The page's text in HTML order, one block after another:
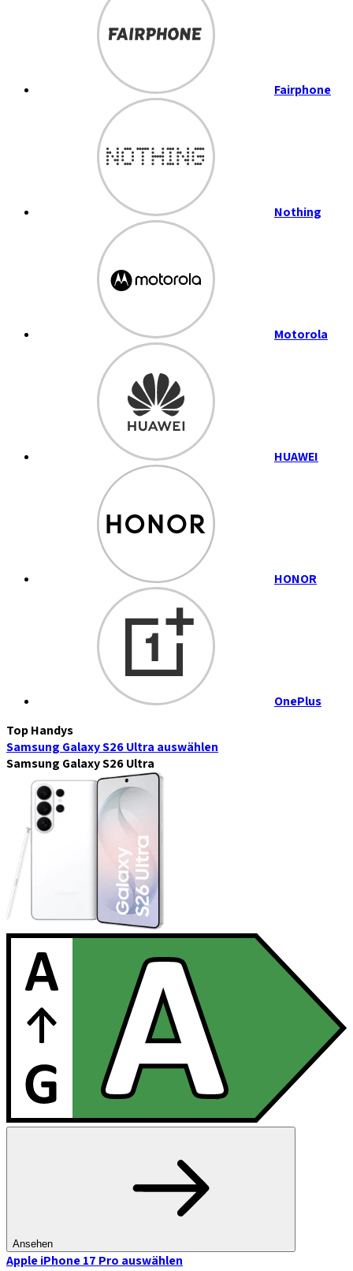
Fairphone
Nothing
Motorola
HUAWEI
HONOR
OnePlus
Top Handys
Samsung Galaxy S26 Ultra auswählen
Samsung Galaxy S26 Ultra
Ansehen
Apple iPhone 17 Pro auswählen